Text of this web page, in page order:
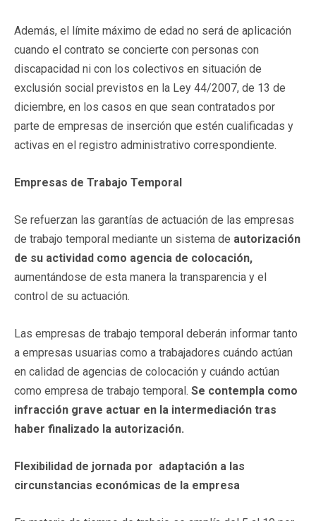
Además, el límite máximo de edad no será de aplicación
cuando el contrato se concierte con personas con
discapacidad ni con los colectivos en situación de
exclusión social previstos en la Ley 44/2007, de 13 de
diciembre, en los casos en que sean contratados por
parte de empresas de inserción que estén cualificadas y
activas en el registro administrativo correspondiente.
Empresas de Trabajo Temporal
Se refuerzan las garantías de actuación de las empresas
de trabajo temporal mediante un sistema de autorización
de su actividad como agencia de colocación,
aumentándose de esta manera la transparencia y el
control de su actuación.
Las empresas de trabajo temporal deberán informar tanto
a empresas usuarias como a trabajadores cuándo actúan
en calidad de agencias de colocación y cuándo actúan
como empresa de trabajo temporal. Se contempla como
infracción grave actuar en la intermediación tras
haber finalizado la autorización.
Flexibilidad de jornada por adaptación a las
circunstancias económicas de la empresa